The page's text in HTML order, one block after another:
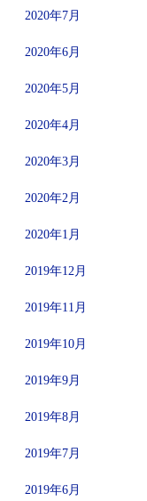
2020年7月
2020年6月
2020年5月
2020年4月
2020年3月
2020年2月
2020年1月
2019年12月
2019年11月
2019年10月
2019年9月
2019年8月
2019年7月
2019年6月